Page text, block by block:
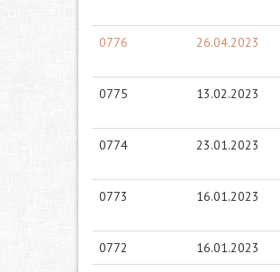
0776 26.04.2023
0775 13.02.2023
0774 23.01.2023
0773 16.01.2023
0772 16.01.2023